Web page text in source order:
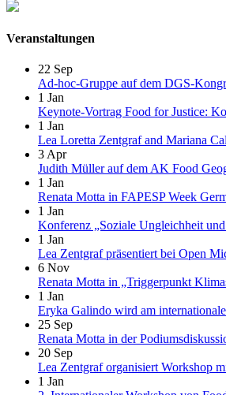
Veranstaltungen
22 Sep
Ad-hoc-Gruppe auf dem DGS-
1 Jan
Keynote-Vortrag Food for Justice:
1 Jan
Lea Loretta Zentgraf and Mariana
3 Apr
Judith Müller auf dem AK Food
1 Jan
Renata Motta in FAPESP Week
1 Jan
Konferenz „Soziale Ungleichheit
1 Jan
Lea Zentgraf präsentiert bei Open
6 Nov
Renata Motta in „Triggerpunkt
1 Jan
Eryka Galindo wird am
25 Sep
Renata Motta in der
20 Sep
Lea Zentgraf organisiert Workshop
1 Jan